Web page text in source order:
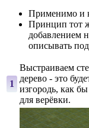
Применимо и
Принцип тот
добавлением
описывать
1
Выстраиваем
дерево - это
изгородь, как
для верёвки.